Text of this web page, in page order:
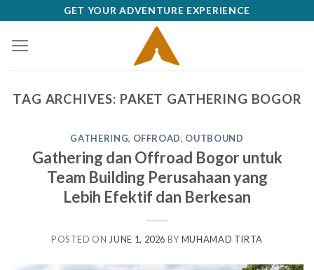
content
GET YOUR ADVENTURE EXPERIENCE
TAG ARCHIVES: PAKET GATHERING BOGOR
GATHERING, OFFROAD, OUTBOUND
Gathering dan Offroad Bogor untuk
Team Building Perusahaan yang
Lebih Efektif dan Berkesan
POSTED ON JUNE 1, 2026 BY MUHAMAD TIRTA